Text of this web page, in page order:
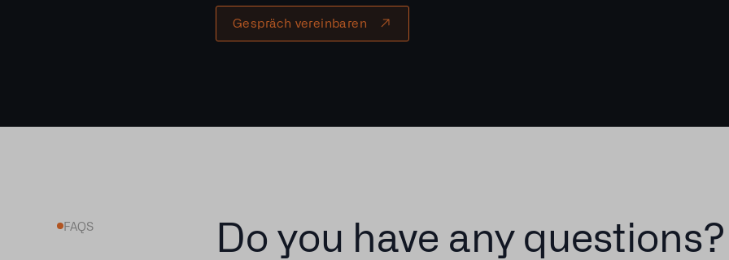
Gespräch vereinbaren
FAQS
Do you have any questions?